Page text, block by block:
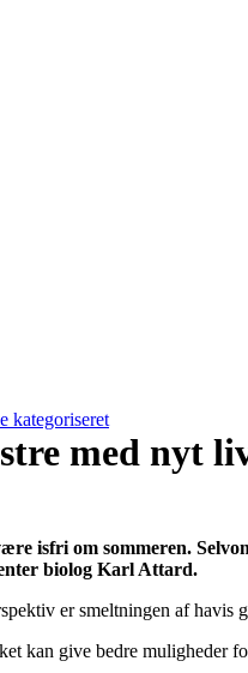
kategoriseret
med nyt
isfri om sommeren.
biolog Karl Attard.
er smeltningen af havis
kan give bedre muligheder